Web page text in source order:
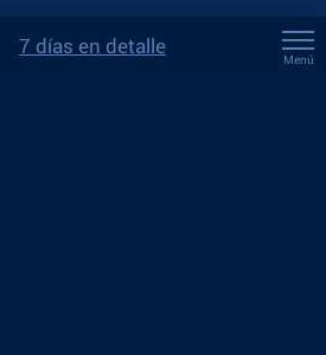
7 días en detalle
Menú